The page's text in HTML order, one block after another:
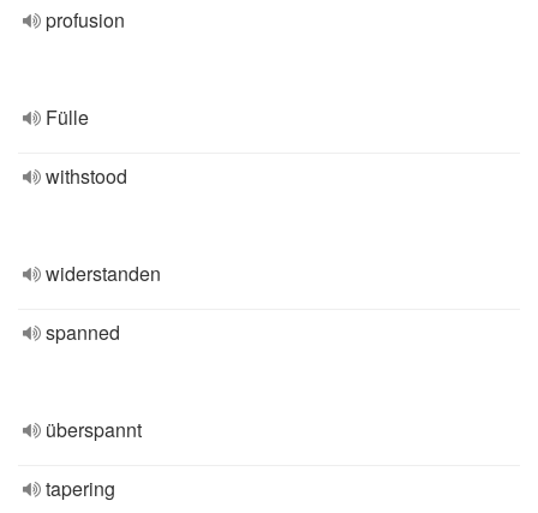
profusion
Fülle
withstood
widerstanden
spanned
überspannt
tapering